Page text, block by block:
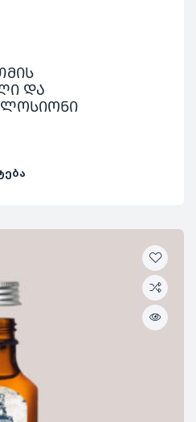
და
ლოსიონი